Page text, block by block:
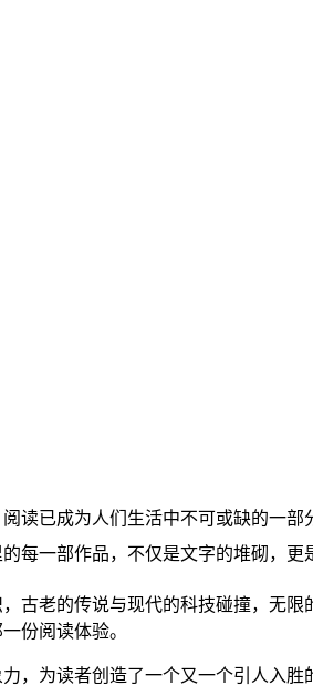
读已成为人们生活中不可或缺的一
一部作品，不仅是文字的堆砌，更
古老的传说与现代的科技碰撞，无
份阅读体验。
，为读者创造了一个又一个引人入